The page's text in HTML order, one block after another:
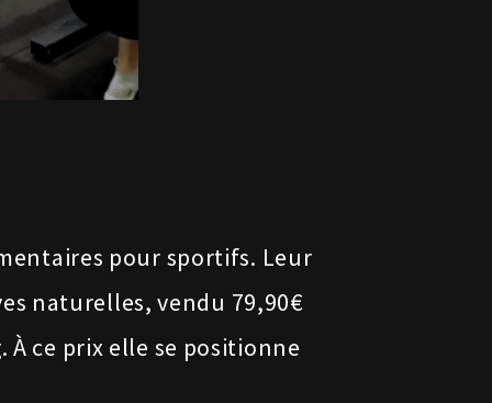
pour sportifs. Leur
naturelles, vendu 79,90€
À ce prix elle se positionne